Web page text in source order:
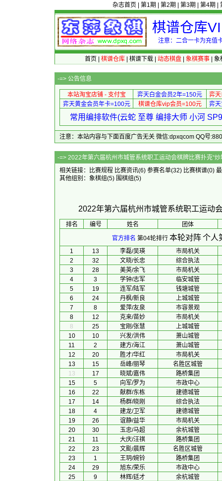
杂志首页 第1期 第2期 第3期 第4期
棋谱仓库
注意：二合一卡为充值
首页 棋谱仓库| 棋谱下载| 动态棋盘| 象棋赛事| 象
-=> 公告信息
本站淘宝店铺 - 支付宝 弈天白金会员2年=150元
弈
弈天黄金会员年卡=100元
棋谱仓库vip会员=100元 弈
常用编排软件(云蛇 至尊 编排大师 小河
注意：本站内容与下面百度广告无关 微信:dpxqcom QQ号
-=> 2022年第六届杭州市城管系统职工运动会棋
相关链接：
比赛规程 比赛资讯(6) 参赛名单(32) 比赛棋谱(0)
其他组别： 象棋组(5) 围棋组(5)
2022年第六届杭州市城管系统职工运动
排名 编号 姓名
团体
官方排名 第04轮排行 本轮对阵个人
1 13 李磊/吴瑛
市局机关
2
32 文晓/长忠
综合执法
3
28 美英/余飞
市局机关
4
3 学钟/志军
临安城管
5
19 连军/陆军
钱塘城管
6
24 丹枫/新良
上城城管
7
8 爱萍/友泉
市容景观
8
12 克来/苗妙
市局机关
8
25 宝刚/张慧
上城城管
10
10 兴发/洪伟
萧山城管
11
2 建方/海江
萧山城管
12
20 胜才/华红
市局机关
13
15 岳峰/丽琴
名胜区城管
13
17 晓斌/嘉伟
路桥集团
15
5 向军/罗为
市政中心
16
22 献群/东栋
建德城管
17
14 杨群/晓刚
综合执法
18
4 建龙/卫军
建德城管
19
26 谊静/益华
市局机关
20
30 玉忠/马超
余杭城管
21
11 大庆/汪祺
路桥集团
22
23 文颩/晨辉
名胜区城管
23
1 王玥/婉铃
路桥集团
24
29 旭东/荣乐
市政中心
25
9 林辉/廷才
余杭城管